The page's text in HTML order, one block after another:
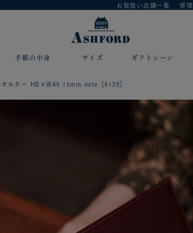
お取扱い店舗一覧 修理
手帳の中身 サイズ ギフトシーン
ルター HB×WA5 15mm note［6139］